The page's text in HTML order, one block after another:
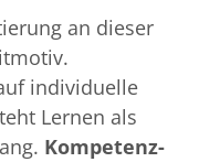
an dieser
individuelle
Lernen als
Kompetenz­